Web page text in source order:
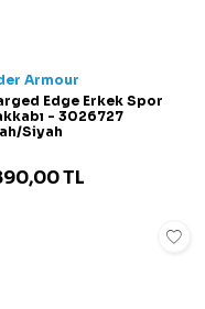
Armour
Edge Erkek Spor
- 3026727
Siyah
TL